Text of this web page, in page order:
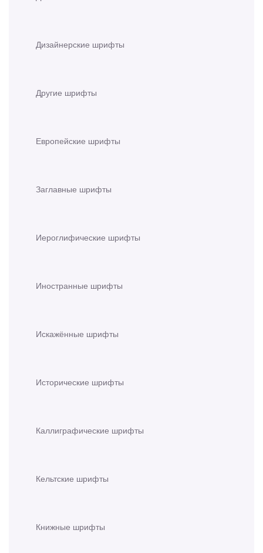
Дизайнерские шрифты
Другие шрифты
Европейские шрифты
Заглавные шрифты
Иероглифические шрифты
Иностранные шрифты
Искажённые шрифты
Исторические шрифты
Каллиграфические шрифты
Кельтские шрифты
Книжные шрифты